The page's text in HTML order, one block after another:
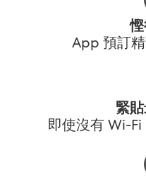
App 預訂
緊
即使沒有 Wi-